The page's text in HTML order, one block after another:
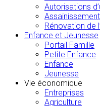
Autorisations
Assainissement
Rénovation de
Enfance et Jeunesse
Portail Famille
Petite Enfance
Enfance
Jeunesse
Vie économique
Entreprises
Agriculture